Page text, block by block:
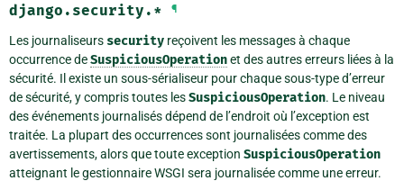
django.security.* ¶
Les journaliseurs security reçoivent les messages à chaque
occurrence deSuspiciousOperationet des autres erreurs liées à la
sécurité. Il existe un sous-sérialiseur pour chaque sous-type d’erreur
de sécurité, y compris toutes lesSuspiciousOperation. Le niveau
des événements journalisés dépend de l’endroit où l’exception est
traitée. La plupart des occurrences sont journalisées comme des
avertissements, alors que toute exception SuspiciousOperation
atteignant le gestionnaire WSGI sera journalisée comme une erreur.